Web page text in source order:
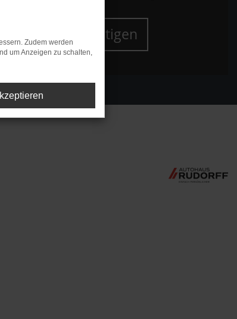
Bestätigen
Zudem werden
um Anzeigen zu schalten,